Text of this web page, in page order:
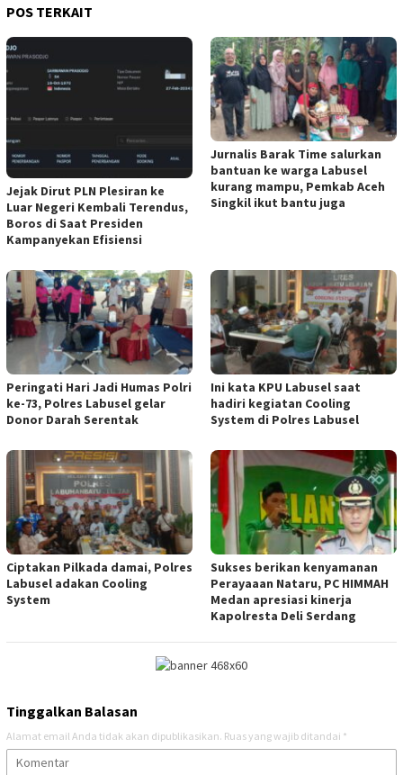
POS TERKAIT
Jejak Dirut PLN Plesiran ke
Luar Negeri Kembali Terendus,
Boros di Saat Presiden
Kampanyekan Efisiensi
Jurnalis Barak Time salurkan
bantuan ke warga Labusel
kurang mampu, Pemkab Aceh
Singkil ikut bantu juga
Peringati Hari Jadi Humas Polri
ke-73, Polres Labusel gelar
Donor Darah Serentak
Ini kata KPU Labusel saat
hadiri kegiatan Cooling
System di Polres Labusel
Ciptakan Pilkada damai, Polres
Labusel adakan Cooling
System
Sukses berikan kenyamanan
Perayaaan Nataru, PC HIMMAH
Medan apresiasi kinerja
Kapolresta Deli Serdang
Tinggalkan Balasan
Alamat email Anda tidak akan dipublikasikan. Ruas yang wajib ditandai *